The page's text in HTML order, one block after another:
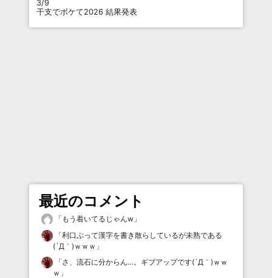
3/9
干支でボケて2026 結果発表
最近のコメント
「 もう着いてるじゃんw 」
「利口ぶって漢字を書き散らしているが未熟である
(´Д｀)ｗｗｗ 」
「さ、流石に分からん…。ギブアップです(´Д｀)ｗｗ
ｗ 」